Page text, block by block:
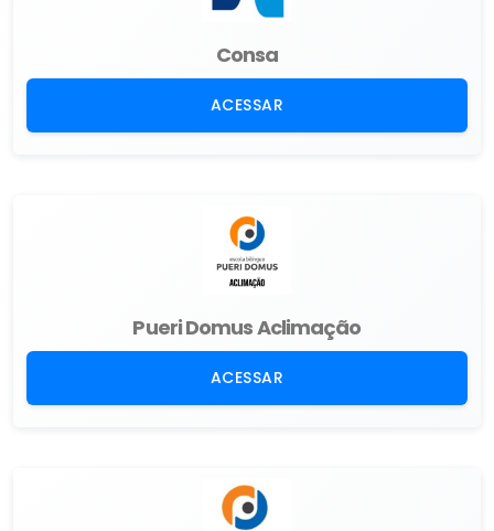
Consa
ACESSAR
Pueri Domus Aclimação
ACESSAR